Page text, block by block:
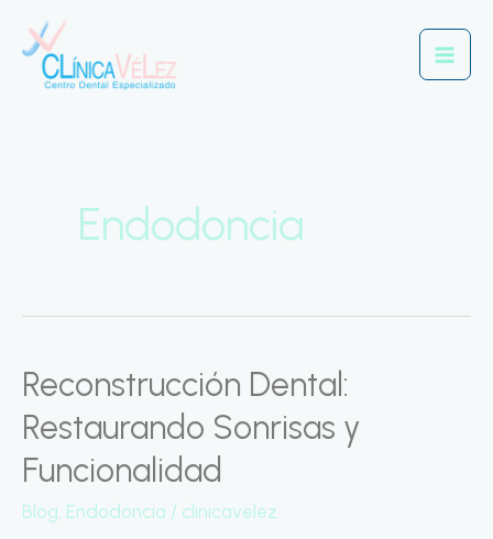
contenido
Endodoncia
Reconstrucción Dental:
Restaurando Sonrisas y
Funcionalidad
Blog, Endodoncia / clinicavelez
Reconstrucción
Dental:
Sonrisas
y